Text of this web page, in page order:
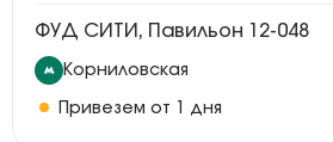
ФУД СИТИ, Павильон 12-048
Корниловская
Привезем от 1 дня